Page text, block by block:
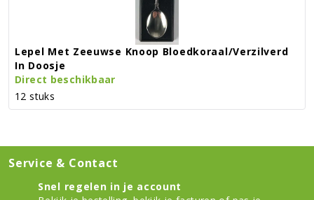
Lepel Met Zeeuwse Knoop Bloedkoraal/verzilverd
In Doosje
Direct beschikbaar
12 stuks
Service & Contact
Snel regelen in je account